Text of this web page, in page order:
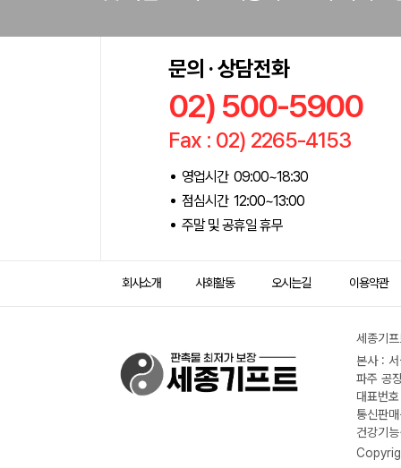
문의 · 상담전화
02) 500-5900
Fax : 02) 2265-4153
영업시간 09:00~18:30
점심시간 12:00~13:00
주말 및 공휴일 휴무
회사소개 사회활동 오시는길 이용약관
세종기
본사 :
파주 공
대표번
통신판
건강기